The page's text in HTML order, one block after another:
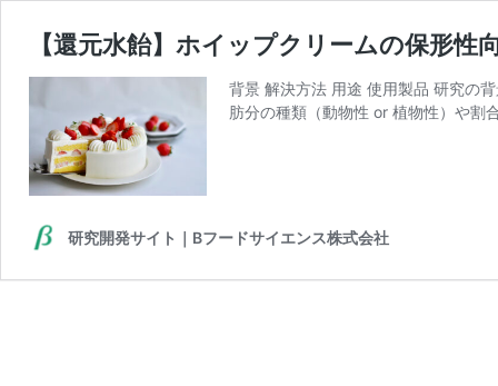
【還元水飴】ホイップクリームの保形性
背景 解決方法 用途 使用製品 研究の
肪分の種類（動物性 or 植物性）や割
研究開発サイト｜Bフードサイエンス株式会社